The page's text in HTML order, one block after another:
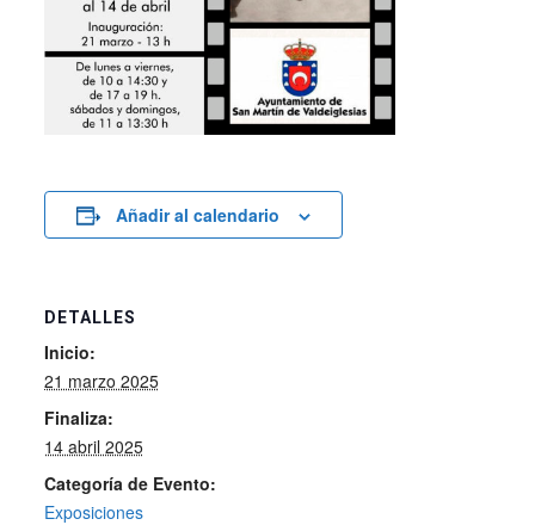
Añadir al calendario
DETALLES
Inicio:
21 marzo 2025
Finaliza:
14 abril 2025
Categoría de Evento:
Exposiciones